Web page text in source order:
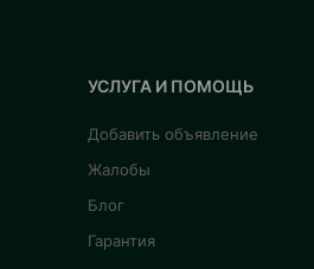
УСЛУГА И ПОМОЩЬ
Добавить объявление
Жалобы
Блог
Гарантия